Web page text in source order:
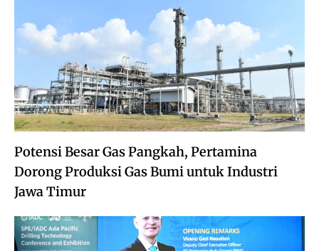
Potensi Besar Gas Pangkah, Pertamina
Dorong Produksi Gas Bumi untuk Industri
Jawa Timur